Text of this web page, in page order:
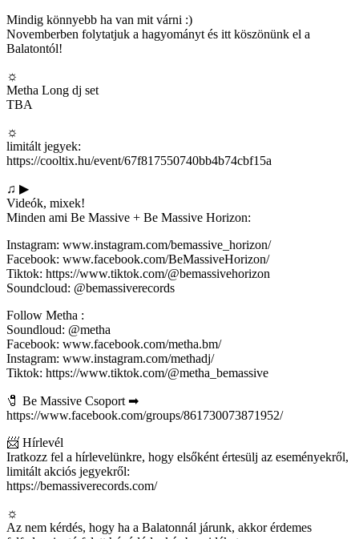
Mindig könnyebb ha van mit várni :)
Novemberben folytatjuk a hagyományt és itt köszönünk el a
Balatontól!
☼
Metha Long dj set
TBA
☼
limitált jegyek:
https://cooltix.hu/event/67f817550740bb4b74cbf15a
♫ ▶
Videók, mixek!
Minden ami Be Massive + Be Massive Horizon:
Instagram: www.instagram.com/bemassive_horizon/
Facebook: www.facebook.com/BeMassiveHorizon/
Tiktok: https://www.tiktok.com/@bemassivehorizon
Soundcloud: @bemassiverecords
Follow Metha :
Soundloud: @metha
Facebook: www.facebook.com/metha.bm/
Instagram: www.instagram.com/methadj/
Tiktok: https://www.tiktok.com/@metha_bemassive
🧷 Be Massive Csoport ➡
https://www.facebook.com/groups/861730073871952/
📨 Hírlevél
Iratkozz fel a hírlevelünkre, hogy elsőként értesülj az eseményekről,
limitált akciós jegyekről:
https://bemassiverecords.com/
☼
Az nem kérdés, hogy ha a Balatonnál járunk, akkor érdemes